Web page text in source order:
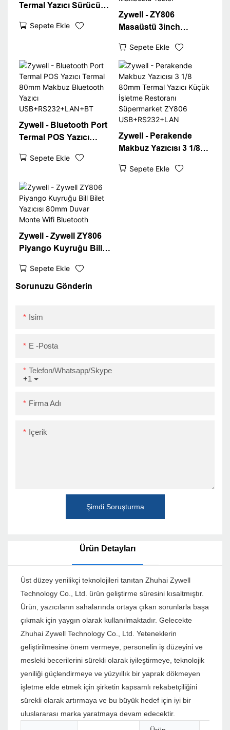
Termal Yazıcı Sürücüsü
Termal Makbuz Yazıcı
Sepete Ekle
Zywell - ZY806
Masaüstü 3inch
Makbuz Yazıcısı 80mm
Beyaz Faturalandırma
Makinesi Bilet Yazıcı
Masaüstü 80 Makbuzlu
Yazıcı
Sepete Ekle
Zywell - Bluetooth Port
Termal POS Yazıcı
Bluetooth Yazıcı
Sepete Ekle
Zywell - Perakende
Makbuz Yazıcısı 3 1/8
Küçük İşletme
Sepete Ekle
Zywell - Zywell ZY806
Piyango Kuyruğu Bill
Duvar Monte Wifi
Bluetooth
Sepete Ekle
Sorunuzu Gönderin
Isim
E -posta
+1
Telefon/Whatsapp/Skype
Firma Adı
Içerik
Şimdi Soruşturma
Ürün Detayları
Üst düzey yenilikçi teknolojileri tanıtan Zhuhai Zywell
Technology Co., Ltd. ürün geliştirme süresini kısaltmıştır.
Ürün, yazıcıların sahalarında ortaya çıkan sorunlarla başa
çıkmak için yaygın olarak kullanılmaktadır. Gelecekte
Zhuhai Zywell Technology Co., Ltd. Yeteneklerin
geliştirilmesine önem vermeye, personelin iş düzeyini ve
mesleki becerilerini sürekli olarak iyileştirmeye, teknolojik
yeniliği güçlendirmeye ve yüzyıllık bir yaprak dökmeyen
işletme elde etmek için şirketin kapsamlı rekabetçiliğini
sürekli olarak artırmaya ve bu büyük hedef için iyi bir
uluslararası marka yaratmaya devam edecektir.